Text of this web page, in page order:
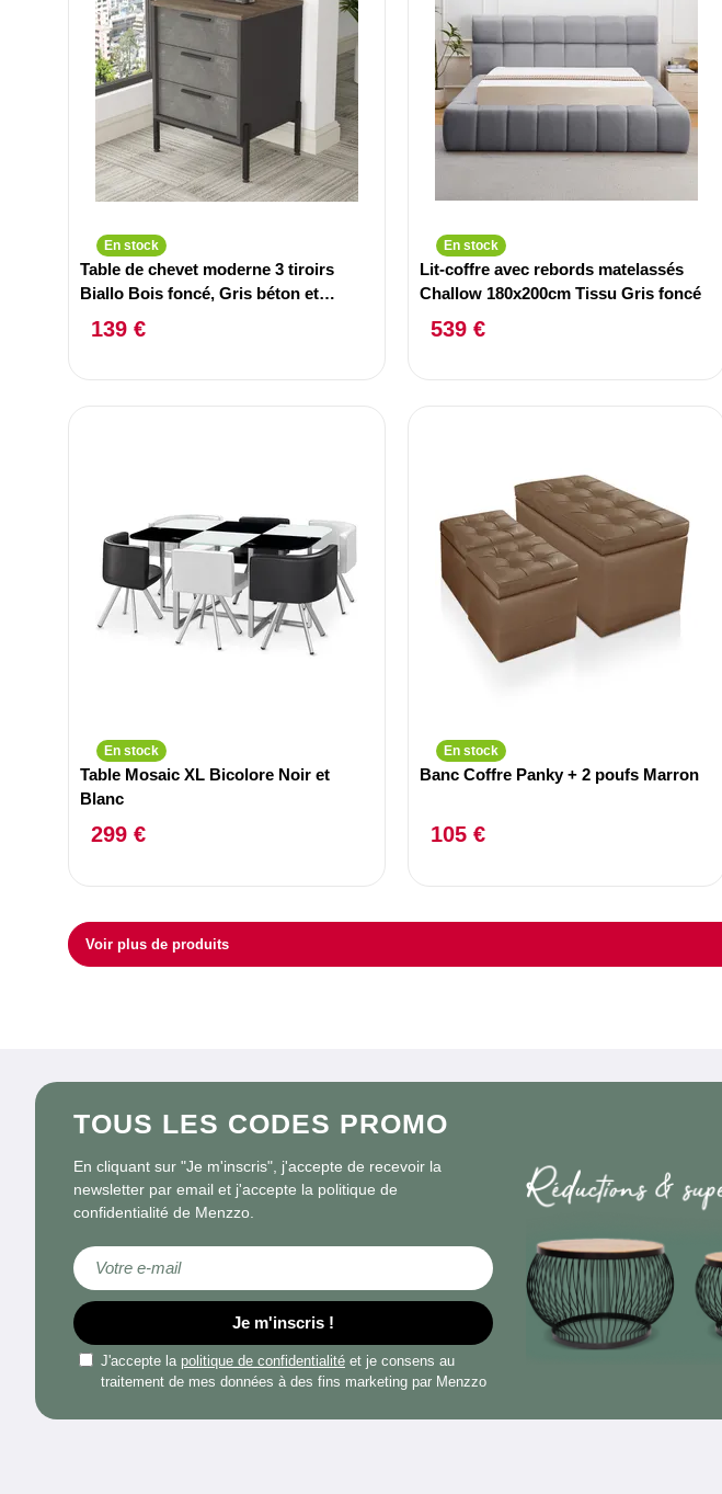
En stock
Table de chevet moderne 3 tiroirs
Biallo Bois foncé, Gris béton et
Anthracite
139 €
En stock
Lit-coffre avec rebords matelassés
Challow 180x200cm Tissu Gris foncé
539 €
En stock
Table Mosaic XL Bicolore Noir et
Blanc
299 €
En stock
Banc Coffre Panky + 2 poufs Marron
105 €
Voir plus de produits
TOUS LES CODES PROMO
En cliquant sur "Je m'inscris", j'accepte de recevoir la
newsletter par email et j'accepte la politique de
confidentialité de Menzzo.
Inscription à notre lettre d’information :
Je m'inscris !
J'accepte la politique de confidentialité et je consens au
traitement de mes données à des fins marketing par Menzzo